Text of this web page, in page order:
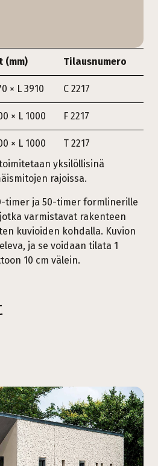
(mm) Tilausnumero
× L 3910 C 2217
× L 1000 F 2217
× L 1000
T 2217
yksilöllisinä
rajoissa.
timer ja 50-timer formlinerille
varmistavat rakenteen
kuvioiden kohdalla. Kuvion
ja se voidaan tilata 1
10 cm välein.